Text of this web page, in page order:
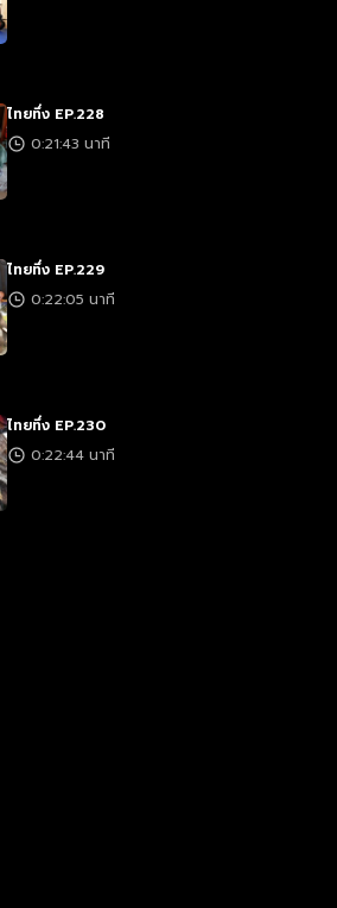
ไทยทึ่ง EP.228
0:21:43 นาที
ไทยทึ่ง EP.229
0:22:05 นาที
ไทยทึ่ง EP.230
0:22:44 นาที